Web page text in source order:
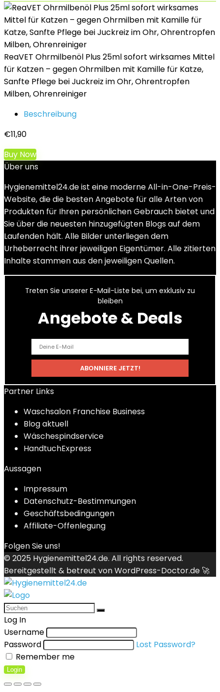
ReaVET Ohrmilbenöl Plus 25ml sofort wirksames Mittel
für Katzen – gegen Ohrmilben mit Kamille für Katze,
Sanfte Pflege bei Juckreiz im Ohr, Ohrentropfen
Milben, Ohrenreiniger
Beschreibung
€11,90
Buy Now
Über uns
Hygienemittel24.de ist eine moderne All-in-One-Preis-
Website, die die besten Angebote für alle Arten von
Produkten für Ihren persönlichen Gebrauch bietet und
Sie über die neuesten hinzugefügten Blogs auf dem
Laufenden hält. Alle Bilder unterliegen dem
Urheberrecht ihrer jeweiligen Eigentümer. Alle zitierten
Inhalte stammen aus den jeweiligen Quellen.
Treten Sie unserer E-Mail-Liste bei, um exklusiv zu
bleiben
Angebote & Deals
Partner Links
Waschsalon Franchise Business
Blog aktuell
Wäschespindservice
HandtuchExpress
Aussagen
Impressum
Datenschutz-Bestimmungen
Geschäftsbedingungen
Affiliate-Offenlegung
Folgen Sie uns!
© 2025 Hygienemittel24.de. All rights reserved.
Bereitgestellt & betreut vonWordPress-Doctor.de 🚀
Log In
Username
Password
Lost Password?
Remember me
Login